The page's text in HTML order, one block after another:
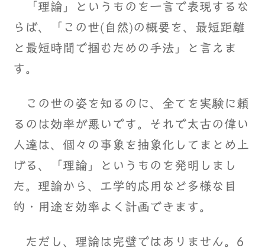
「理論」というものを一言で表現するな
らば、「この世(自然)の概要を、最短距離
と最短時間で掴むための手法」と言えま
す。
この世の姿を知るのに、全てを実験に頼
るのは効率が悪いです。それで太古の偉い
人達は、個々の事象を抽象化してまとめ上
げる、「理論」というものを発明しまし
た。理論から、工学的応用など多様な目
的・用途を効率よく計画できます。
ただし、理論は完璧ではありません。6